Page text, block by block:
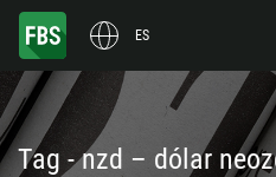
ES
Tag - nzd – dólar